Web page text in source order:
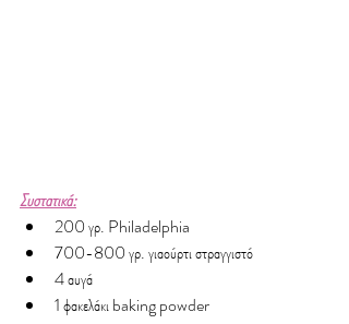
Συστατικά:
200 γρ. Philadelphia
700-800 γρ. γιαούρτι στραγγιστό
4 αυγά
1 φακελάκι baking powder